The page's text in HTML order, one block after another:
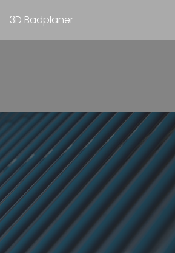
3D Badplaner